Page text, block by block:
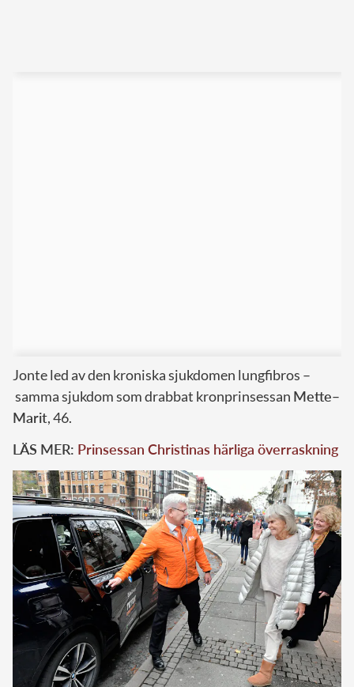
Jonte led av den kroniska sjukdomen lungfibros –
samma sjukdom som drabbat kronprinsessan Mette–
Marit, 46.
LÄS MER: Prinsessan Christinas härliga överraskning